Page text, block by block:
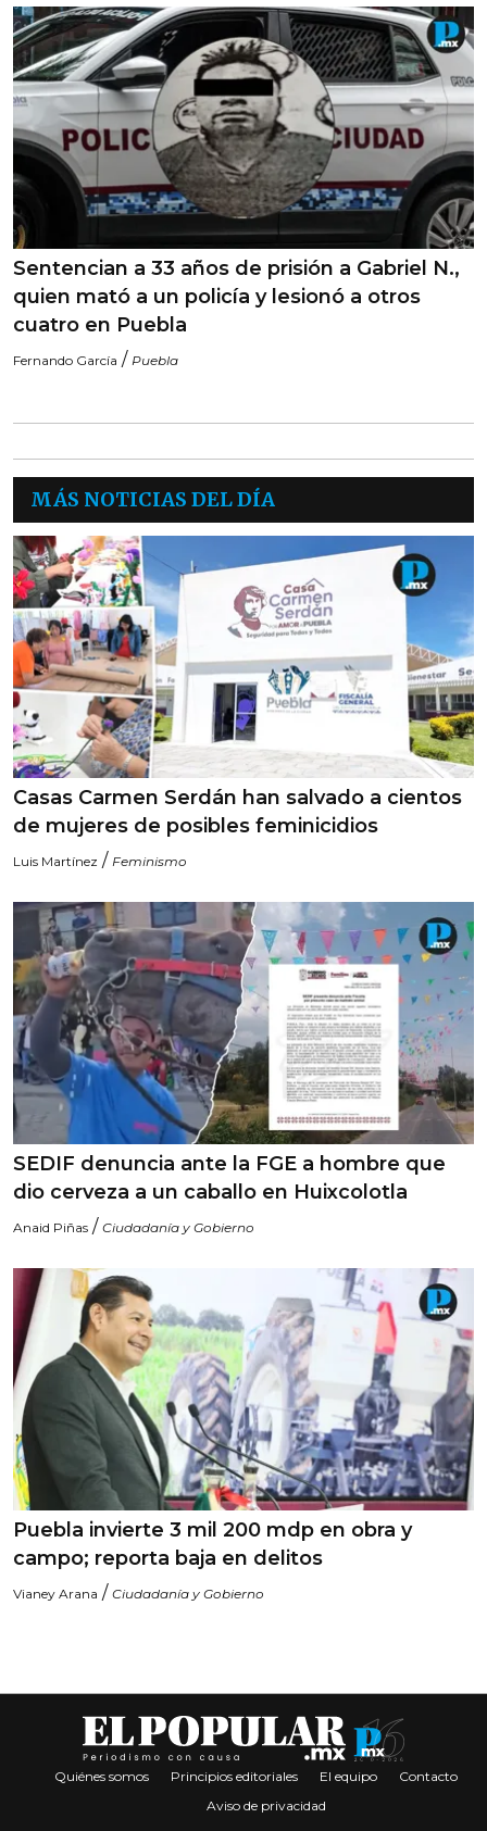
Sentencian a 33 años de prisión a Gabriel N.,
quien mató a un policía y lesionó a otros
cuatro en Puebla
Fernando García / Puebla
MÁS NOTICIAS DEL DÍA
Casas Carmen Serdán han salvado a cientos
de mujeres de posibles feminicidios
Luis Martínez / Feminismo
SEDIF denuncia ante la FGE a hombre que
dio cerveza a un caballo en Huixcolotla
Anaid Piñas / Ciudadanía y Gobierno
Puebla invierte 3 mil 200 mdp en obra y
campo; reporta baja en delitos
Vianey Arana / Ciudadanía y Gobierno
Quiénes somos Principios editoriales El equipo
Contacto
Aviso de privacidad